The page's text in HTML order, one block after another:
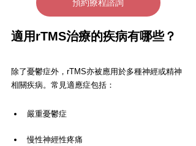
預約療程諮詢
適用rTMS治療的疾病有哪些？
除了憂鬱症外，rTMS亦被應用於多種神經或精神
相關疾病。常見適應症包括：
嚴重憂鬱症
慢性神經性疼痛